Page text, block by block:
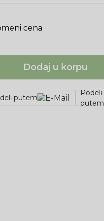
cena
Dodaj u korpu
putem
Podeli
putem